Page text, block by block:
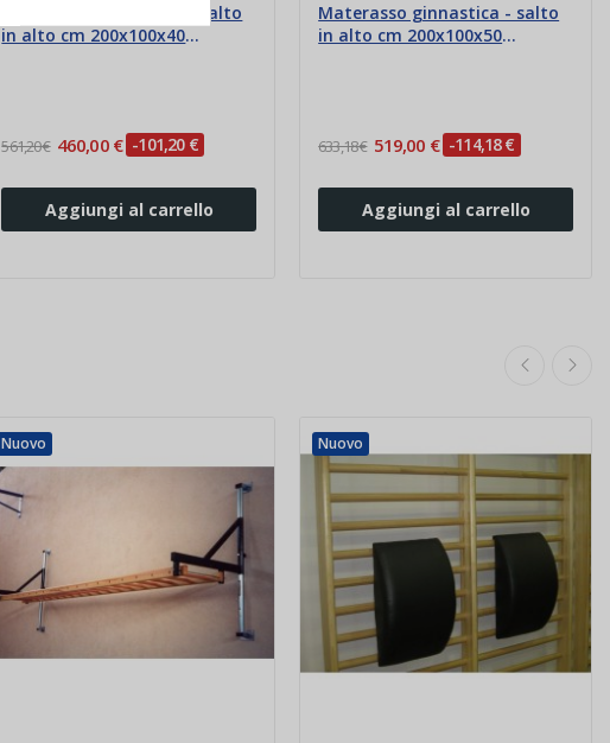
Materasso ginnastica - salto
in alto cm 200x100x40
561,20 € 460,00 € -101,20 €
Aggiungi al carrello
Materasso ginnastica - salto
in alto cm 200x100x50
633,18 € 519,00 € -114,18 €
Aggiungi al carrello
Nuovo Nuovo